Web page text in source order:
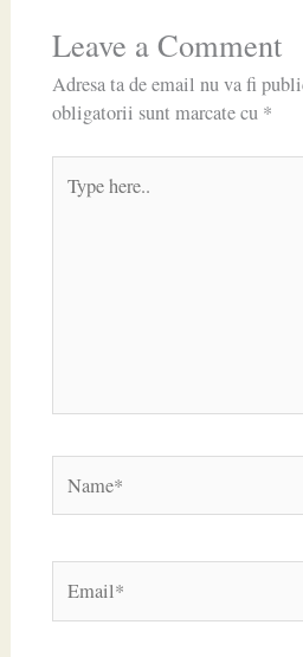
Leave a Comment
Adresa ta de email nu va fi
obligatorii sunt marcate cu *
here..